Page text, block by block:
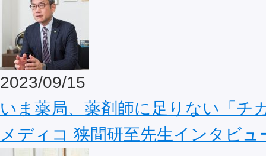
2023/09/15
いま薬局、薬剤師に足りない「チ
メディコ 狭間研至先生インタビュ